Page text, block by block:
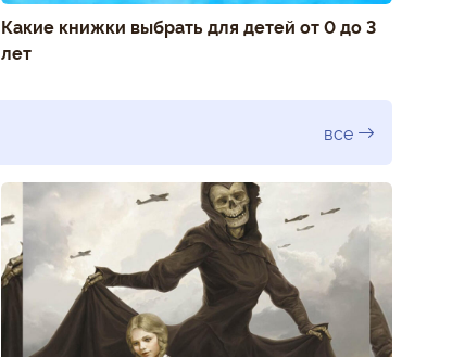
Какие книжки выбрать для детей от 0 до 3
лет
все